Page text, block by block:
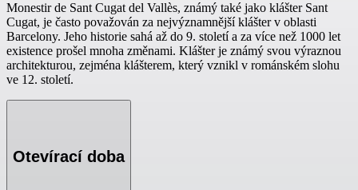
Monestir de Sant Cugat del Vallès, známý také jako klášter Sant
Cugat, je často považován za nejvýznamnější klášter v oblasti
Barcelony. Jeho historie sahá až do 9. století a za více než 1000 let
existence prošel mnoha změnami. Klášter je známý svou výraznou
architekturou, zejména klášterem, který vznikl v románském slohu
ve 12. století.
Otevírací doba